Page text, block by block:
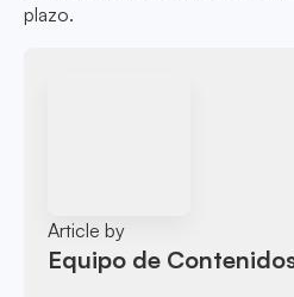
plazo.
Article by
Equipo de